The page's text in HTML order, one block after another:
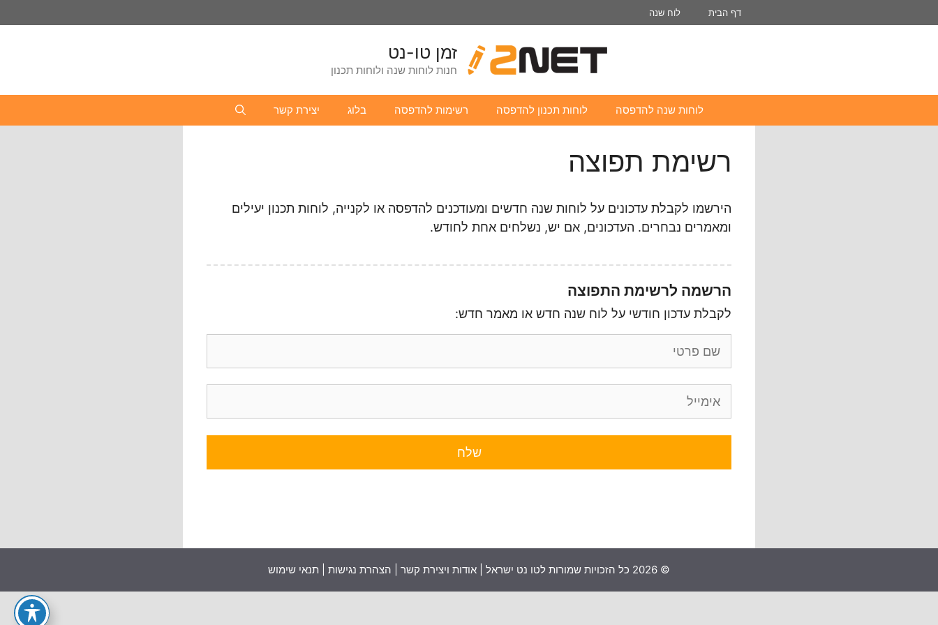
לתוכן
דף הבית לוח שנה
זמן טו-נט
חנות לוחות שנה ולוחות תכנון
לוחות שנה להדפסה לוחות תכנון להדפסה רשימות להדפסה בלוג יצירת קשר
רשימת תפוצה
הירשמו לקבלת עדכונים על לוחות שנה חדשים ומעודכנים להדפסה או לקנייה, לוחות תכנון יעילים
ומאמרים נבחרים. העדכונים, אם יש, נשלחים אחת לחודש.
הרשמה לרשימת התפוצה
לקבלת עדכון חודשי על לוח שנה חדש או מאמר חדש:
© 2026 כל הזכויות שמורות לטו נט ישראל | אודות ויצירת קשר הצהרת נגישות תנאי שימוש